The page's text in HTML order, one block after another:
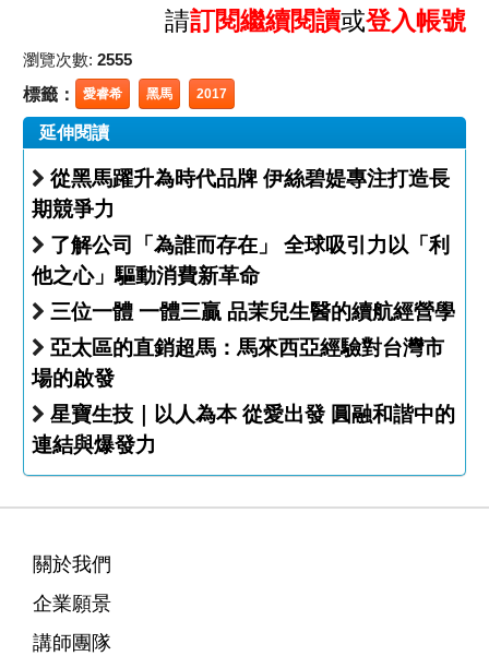
請訂閱繼續閱讀或登入帳號
瀏覽次數: 2555
標籤： 愛睿希 黑馬 2017
延伸閱讀
從黑馬躍升為時代品牌 伊絲碧媞專注打造長
期競爭力
了解公司「為誰而存在」 全球吸引力以「利
他之心」驅動消費新革命
三位一體 一體三贏 品茉兒生醫的續航經營學
亞太區的直銷超馬：馬來西亞經驗對台灣市
場的啟發
星寶生技｜以人為本 從愛出發 圓融和諧中的
連結與爆發力
關於我們
企業願景
講師團隊